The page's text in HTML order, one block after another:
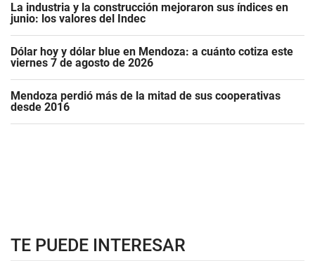
La industria y la construcción mejoraron sus índices en
junio: los valores del Indec
Dólar hoy y dólar blue en Mendoza: a cuánto cotiza este
viernes 7 de agosto de 2026
Mendoza perdió más de la mitad de sus cooperativas
desde 2016
TE PUEDE INTERESAR